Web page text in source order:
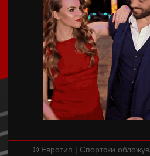
Томас Волкап
Перишиќ дал
Интер
Лусаил го претстави
обезбедија Мундијал
© Евротип | Спортски